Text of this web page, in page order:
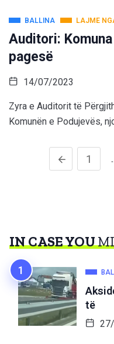
BALLINA LAJME
Auditori:
pagesë
14/07/2023
Zyra e Auditorit të
Komunën e Podujevës,
1
IN CASE YOU
të